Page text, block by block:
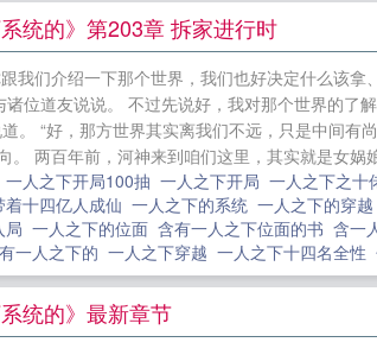
一天，袁无疾将精血融入云层，下了一场
仙离婚后不装了，我就是神医
府：资质平平的我只好苟出长
外 倌爷+番外 美人多娇+番外
崽 论女神的倒追/岁月里有最
意+番外
统的》第203章 拆家进行时
我们介绍一下那个世界，我们也好决定什么该
诸位道友说说。 不过先说好，我对那个世界的了
。 “好，那方世界其实离我们不远，只是中间
。 两百年前，河神来到咱们这里，其实就是女娲
一人之下开局100抽 一人之下开局 一人之下之十
十四亿人成仙 一人之下的系统 一人之下的穿越
局 一人之下的位面 含有一人之下位面的书 含一
一人之下的 一人之下穿越 一人之下十四名全性
统的》最新章节